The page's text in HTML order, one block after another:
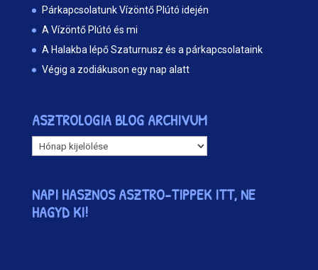
Párkapcsolatunk Vízöntő Plútó idején
A Vízöntő Plútó és mi
A Halakba lépő Szaturnusz és a párkapcsolataink
Végig a zodiákuson egy nap alatt
ASZTROLOGIA BLOG ARCHIVUM
ASZTROLOGIA
BLOG
NAPI HASZNOS ASZTRO-TIPPEK ITT, NE
HAGYD KI!